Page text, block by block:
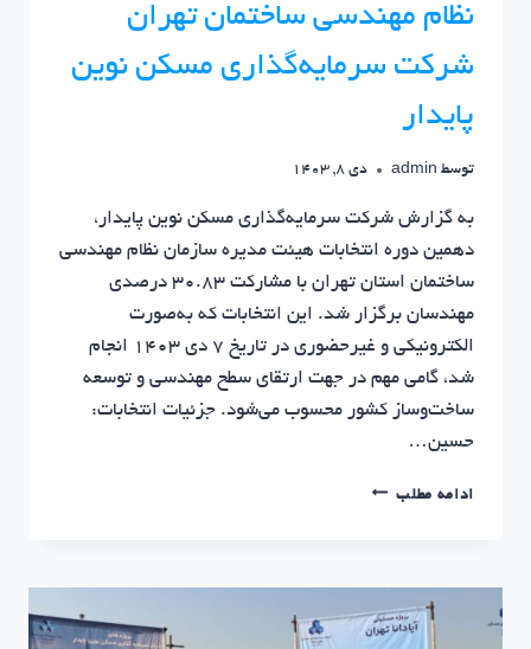
نظام مهندسی ساختمان تهران
شرکت سرمایه‌گذاری مسکن نوین
پایدار
توسط admin دی 8, 1403
به گزارش شرکت سرمایه‌گذاری مسکن نوین پایدار،
دهمین دوره انتخابات هیئت مدیره سازمان نظام مهندسی
ساختمان استان تهران با مشارکت 30.83 درصدی
مهندسان برگزار شد. این انتخابات که به‌صورت
الکترونیکی و غیرحضوری در تاریخ 7 دی 1403 انجام
شد، گامی مهم در جهت ارتقای سطح مهندسی و توسعه
ساخت‌وساز کشور محسوب می‌شود. جزئیات انتخابات:
حسین…
ادامه مطلباعلام
مدیره
نظام
مهندسی